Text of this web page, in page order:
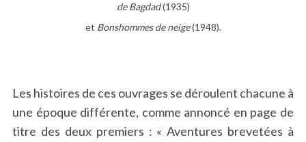
de Bagdad(1935)
et Bonshommes de neige(1948).
Les histoires de ces ouvrages se déroulent chacune à
une époque différente, comme annoncé en page de
titre des deux premiers : « Aventures brevetées à